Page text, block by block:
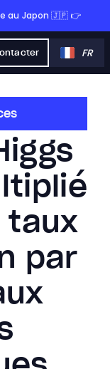
au Japon 🇯🇵 👉
FR
taux
par